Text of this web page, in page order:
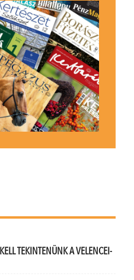
TEKINTENÜNK A VELENCEI-